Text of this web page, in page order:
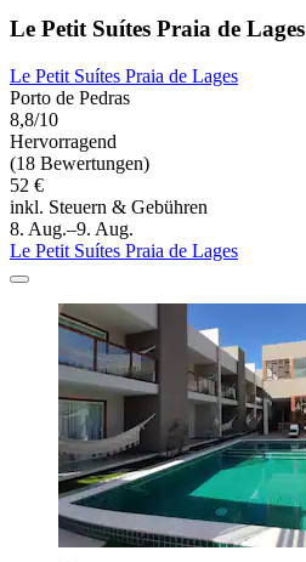
Le Petit Suítes Praia de Lages
Le Petit Suítes Praia de Lages
Porto de Pedras
8,8/10
Hervorragend
(18 Bewertungen)
52 €
inkl. Steuern & Gebühren
8. Aug.–9. Aug.
Le Petit Suítes Praia de Lages